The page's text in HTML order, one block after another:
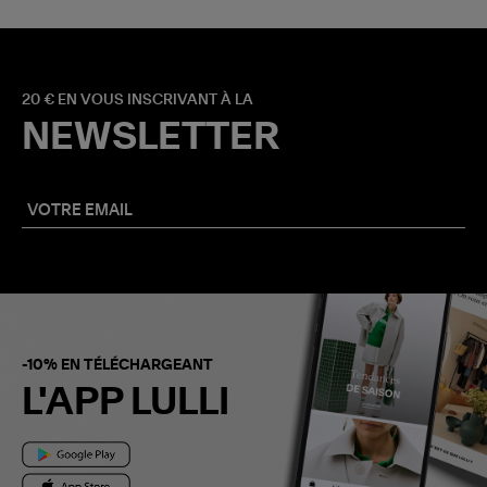
20 € EN VOUS INSCRIVANT À LA
NEWSLETTER
-10% EN TÉLÉCHARGEANT
L'APP LULLI